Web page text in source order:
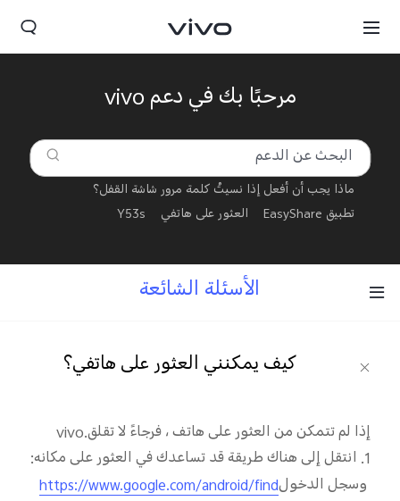
مرحبًا بك في دعم vivo
ماذا يجب أن أفعل إذا نسيتُ كلمة مرور شاشة القفل؟
تطبيق EasyShare
العثور على هاتفي Y53s
الأسئلة الشائعة
كيف يمكنني العثور على هاتفي؟
إذا لم تتمكن من العثور على هاتف vivo، فرجاءً لا تقلق.
هناك طريقة قد تساعدك في العثور على مكانه:
1. انتقل إلى
https://www.google.com/android/findوسجل الدخول